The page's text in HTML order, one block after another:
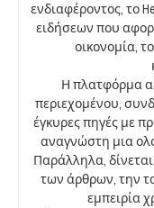
ενδιαφέροντος, το
ειδήσεων που
οικονομία,
Η πλατφόρμα
περιεχομένου,
έγκυρες πηγές με
αναγνώστη μια
Παράλληλα,
των άρθρων, την
εμπειρία